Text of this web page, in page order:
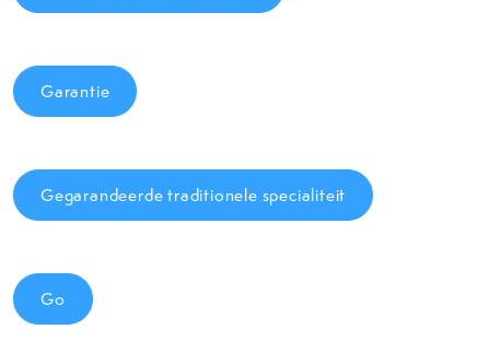
Garantie
Gegarandeerde traditionele specialiteit
Go